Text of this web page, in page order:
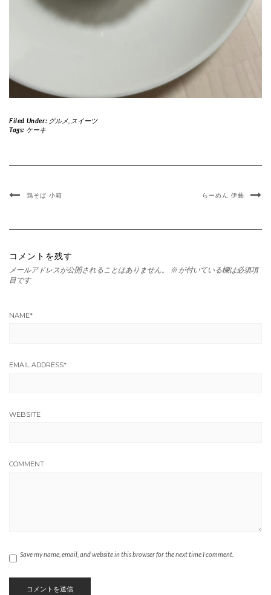
Filed Under: グルメ, スイーツ
Tags: ケーキ
鶏そば 小箱 らーめん 伊藝
コメントを残す
メールアドレスが公開されることはありません。 ※ が付いている欄は必須項
目です
NAME*
EMAIL ADDRESS*
WEBSITE
COMMENT
Save my name, email, and website in this browser for the next time I comment.